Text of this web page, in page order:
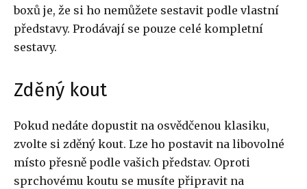
boxů je, že si ho nemůžete sestavit podle vlastní
představy. Prodávají se pouze celé kompletní
sestavy.
Zděný kout
Pokud nedáte dopustit na osvědčenou klasiku,
zvolte si zděný kout. Lze ho postavit na libovolné
místo přesně podle vašich představ. Oproti
sprchovému koutu se musíte připravit na